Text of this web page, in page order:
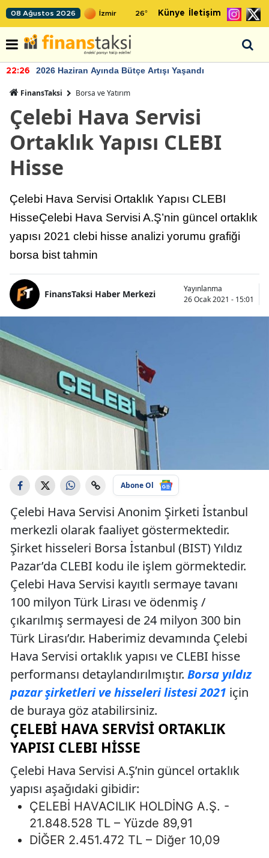
08 Ağustos 2026 26° Künye İletişim
22:26 2026 Haziran Ayında Bütçe Artışı Yaşandı
FinansTaksi Borsa ve Yatırım
Çelebi Hava Servisi
Ortaklık Yapısı CLEBI
Hisse
Çelebi Hava Servisi Ortaklık Yapısı CLEBI
HisseÇelebi Hava Servisi A.Ş’nin güncel ortaklık
yapısı 2021 clebi hisse analizi yorumu grafiği
borsa bist tahmin
FinansTaksi Haber Merkezi
Yayınlanma
26 Ocak 2021 - 15:01
Abone Ol
Çelebi Hava Servisi Anonim Şirketi İstanbul
merkezli olarak faaliyet göstermektedir.
Şirket hisseleri Borsa İstanbul (BIST) Yıldız
Pazar’da CLEBI kodu ile işlem görmektedir.
Çelebi Hava Servisi kayıtlı sermaye tavanı
100 milyon Türk Lirası ve ödenmiş /
çıkarılmış sermayesi de 24 milyon 300 bin
Türk Lirası’dır. Haberimiz devamında Çelebi
Hava Servisi ortaklık yapısı ve CLEBI hisse
performansı detaylandırılmıştır. Borsa yıldız
pazar şirketleri ve hisseleri listesi 2021 için
de buraya göz atabilirsiniz.
ÇELEBI HAVA SERVISI ORTAKLIK
YAPISI CLEBI HISSE
Çelebi Hava Servisi A.Ş’nin güncel ortaklık
yapısı aşağıdaki gibidir:
ÇELEBİ HAVACILIK HOLDİNG A.Ş. -
21.848.528 TL – Yüzde 89,91
DİĞER 2.451.472 TL – Diğer 10,09